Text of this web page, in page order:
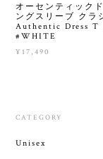
オーセンティック
ングスリーブ クラ
Authentic Dress T
#WHITE
¥17,490
CATEGORY
Unisex